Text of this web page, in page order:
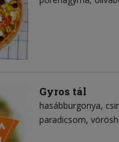
Gyros tál
hasábburgonya
paradicsom